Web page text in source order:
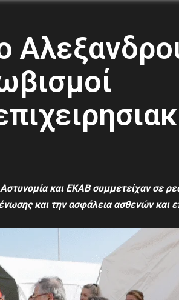
και ΕΚΑΒ συμμετείχαν σε
και την ασφάλεια ασθενών και